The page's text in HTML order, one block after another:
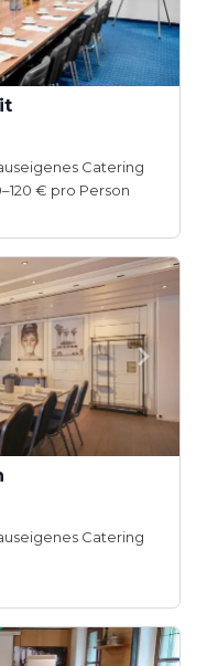
Catering
€ pro Person
Catering